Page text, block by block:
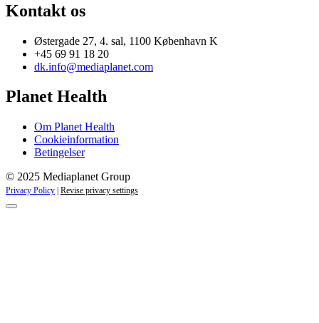
Kontakt os
Østergade 27, 4. sal, 1100 København K
+45 69 91 18 20
dk.info@mediaplanet.com
Planet Health
Om Planet Health
Cookieinformation
Betingelser
© 2025 Mediaplanet Group
Privacy Policy Revise privacy settings